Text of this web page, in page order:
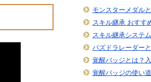
モンスターメダル
スキル継承 おすす
スキル継承システ
パズドラレーダー
覚醒バッジとは？
覚醒バッジの使い